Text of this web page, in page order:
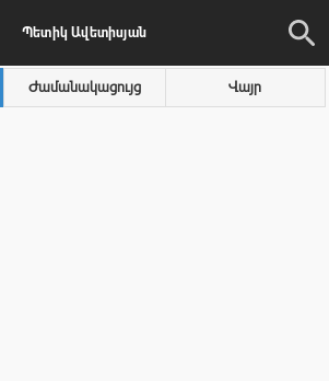
Պետիկ Ավետիսյան
Ժամանակացույց Վայր